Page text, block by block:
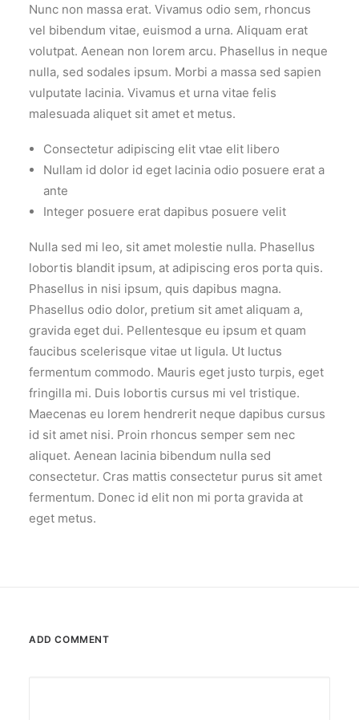
Nunc non massa erat. Vivamus odio sem, rhoncus
vel bibendum vitae, euismod a urna. Aliquam erat
volutpat. Aenean non lorem arcu. Phasellus in neque
nulla, sed sodales ipsum. Morbi a massa sed sapien
vulputate lacinia. Vivamus et urna vitae felis
malesuada aliquet sit amet et metus.
Consectetur adipiscing elit vtae elit libero
Nullam id dolor id eget lacinia odio posuere erat a
ante
Integer posuere erat dapibus posuere velit
Nulla sed mi leo, sit amet molestie nulla. Phasellus
lobortis blandit ipsum, at adipiscing eros porta quis.
Phasellus in nisi ipsum, quis dapibus magna.
Phasellus odio dolor, pretium sit amet aliquam a,
gravida eget dui. Pellentesque eu ipsum et quam
faucibus scelerisque vitae ut ligula. Ut luctus
fermentum commodo. Mauris eget justo turpis, eget
fringilla mi. Duis lobortis cursus mi vel tristique.
Maecenas eu lorem hendrerit neque dapibus cursus
id sit amet nisi. Proin rhoncus semper sem nec
aliquet. Aenean lacinia bibendum nulla sed
consectetur. Cras mattis consectetur purus sit amet
fermentum. Donec id elit non mi porta gravida at
eget metus.
ADD COMMENT